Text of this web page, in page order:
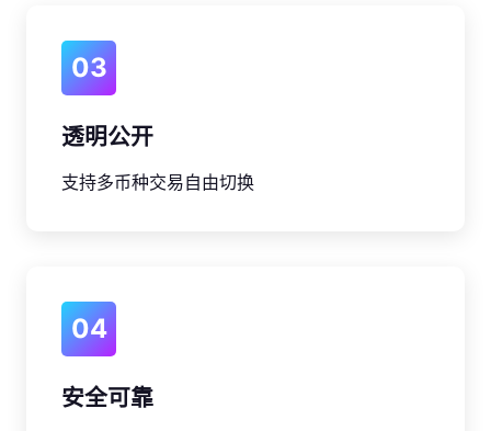
03
透明公开
支持多币种交易自由切换
04
安全可靠